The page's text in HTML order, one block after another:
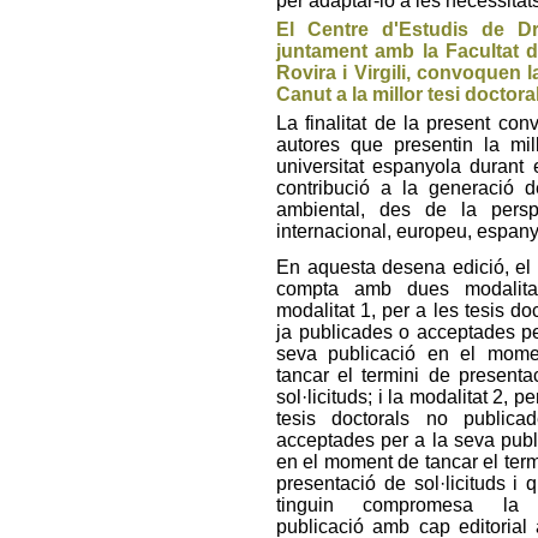
El Centre d'Estudis de
juntament amb la Facultat
Rovira i Virgili, convoquen
Canut a la millor tesi
La finalitat de la present
autores que presentin la
universitat espanyola
contribució a la generació
ambiental, des de la
internacional, europeu,
En aquesta desena edició, el
compta amb dues
modalitat 1, per a les tesis
ja publicades o acceptades
seva publicació en el
tancar el termini de
sol·licituds; i la modalitat 2,
tesis doctorals no
acceptades per a la seva
en el moment de tancar el
presentació de sol·licituds i
tinguin compromesa la
publicació amb cap editorial